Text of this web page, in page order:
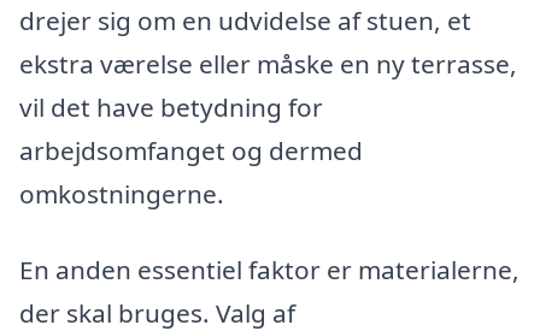
drejer sig om en udvidelse af stuen, et
ekstra værelse eller måske en ny terrasse,
vil det have betydning for
arbejdsomfanget og dermed
omkostningerne.
En anden essentiel faktor er materialerne,
der skal bruges. Valg af